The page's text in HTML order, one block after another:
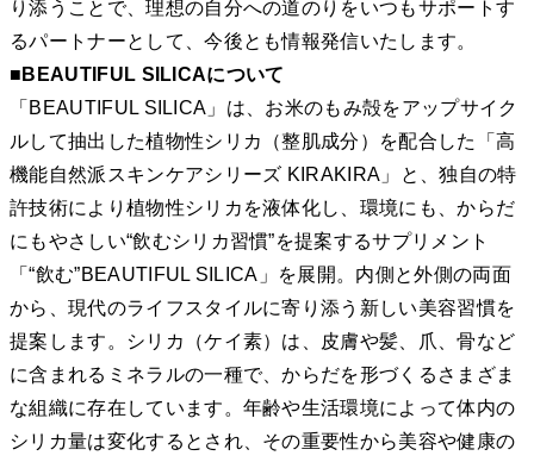
り添うことで、理想の自分への道のりをいつもサポートす
るパートナーとして、今後とも情報発信いたします。
■BEAUTIFUL SILICAについて
「BEAUTIFUL SILICA」は、お米のもみ殻をアップサイク
ルして抽出した植物性シリカ（整肌成分）を配合した「高
機能自然派スキンケアシリーズ KIRAKIRA」と、独自の特
許技術により植物性シリカを液体化し、環境にも、からだ
にもやさしい“飲むシリカ習慣”を提案するサプリメント
「“飲む”BEAUTIFUL SILICA」を展開。内側と外側の両面
から、現代のライフスタイルに寄り添う新しい美容習慣を
提案します。シリカ（ケイ素）は、皮膚や髪、爪、骨など
に含まれるミネラルの一種で、からだを形づくるさまざま
な組織に存在しています。年齢や生活環境によって体内の
シリカ量は変化するとされ、その重要性から美容や健康の